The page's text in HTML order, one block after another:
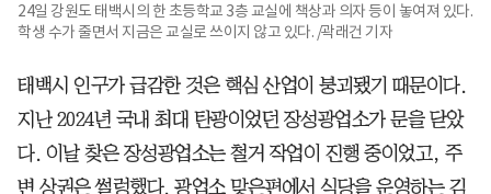
24일 강원도 태백시의 한 초등학교 3층 교실에 책상과 의자 등이 놓여져 있다.
학생 수가 줄면서 지금은 교실로 쓰이지 않고 있다. /곽래건 기자
태백시 인구가 급감한 것은 핵심 산업이 붕괴됐기 때문이다.
지난 2024년 국내 최대 탄광이었던 장성광업소가 문을 닫았
다. 이날 찾은 장성광업소는 철거 작업이 진행 중이었고, 주
변 상권은 썰렁했다. 광업소 맞은편에서 식당을 운영하는 김